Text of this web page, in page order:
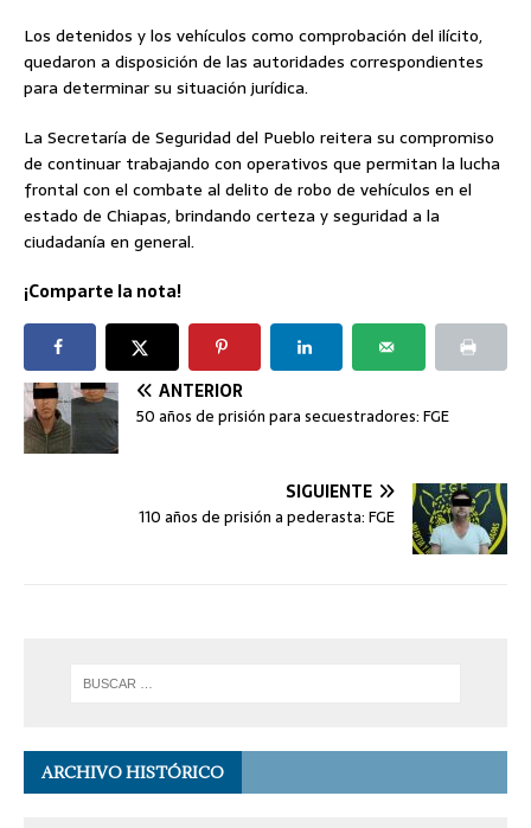
Los detenidos y los vehículos como comprobación del ilícito,
quedaron a disposición de las autoridades correspondientes
para determinar su situación jurídica.
La Secretaría de Seguridad del Pueblo reitera su compromiso
de continuar trabajando con operativos que permitan la lucha
frontal con el combate al delito de robo de vehículos en el
estado de Chiapas, brindando certeza y seguridad a la
ciudadanía en general.
¡Comparte la nota!
ANTERIOR
50 años de prisión para secuestradores: FGE
SIGUIENTE
110 años de prisión a pederasta: FGE
ARCHIVO HISTÓRICO